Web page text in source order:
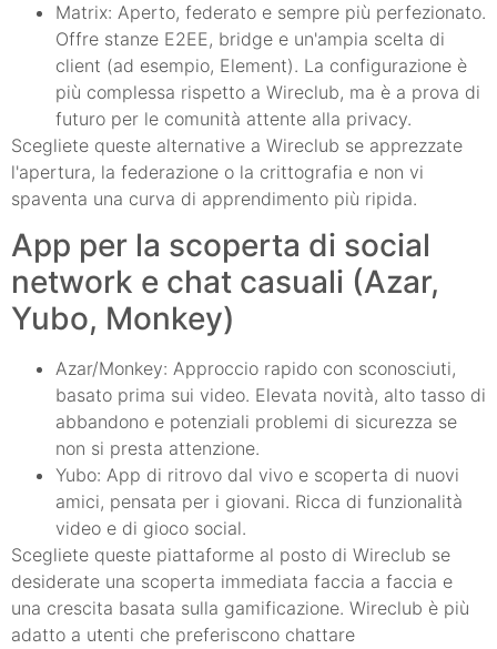
Matrix: Aperto, federato e sempre più perfezionato.
Offre stanze E2EE, bridge e un'ampia scelta di
client (ad esempio, Element). La configurazione è
più complessa rispetto a Wireclub, ma è a prova di
futuro per le comunità attente alla privacy.
Scegliete queste alternative a Wireclub se apprezzate
l'apertura, la federazione o la crittografia e non vi
spaventa una curva di apprendimento più ripida.
App per la scoperta di social
network e chat casuali (Azar,
Yubo, Monkey)
Azar/Monkey: Approccio rapido con sconosciuti,
basato prima sui video. Elevata novità, alto tasso di
abbandono e potenziali problemi di sicurezza se
non si presta attenzione.
Yubo: App di ritrovo dal vivo e scoperta di nuovi
amici, pensata per i giovani. Ricca di funzionalità
video e di gioco social.
Scegliete queste piattaforme al posto di Wireclub se
desiderate una scoperta immediata faccia a faccia e
una crescita basata sulla gamificazione. Wireclub è più
adatto a utenti che preferiscono chattare